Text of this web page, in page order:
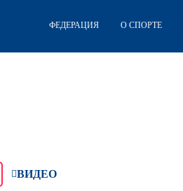
ФЕДЕРАЦИЯ О СПОРТЕ
ВИДЕО